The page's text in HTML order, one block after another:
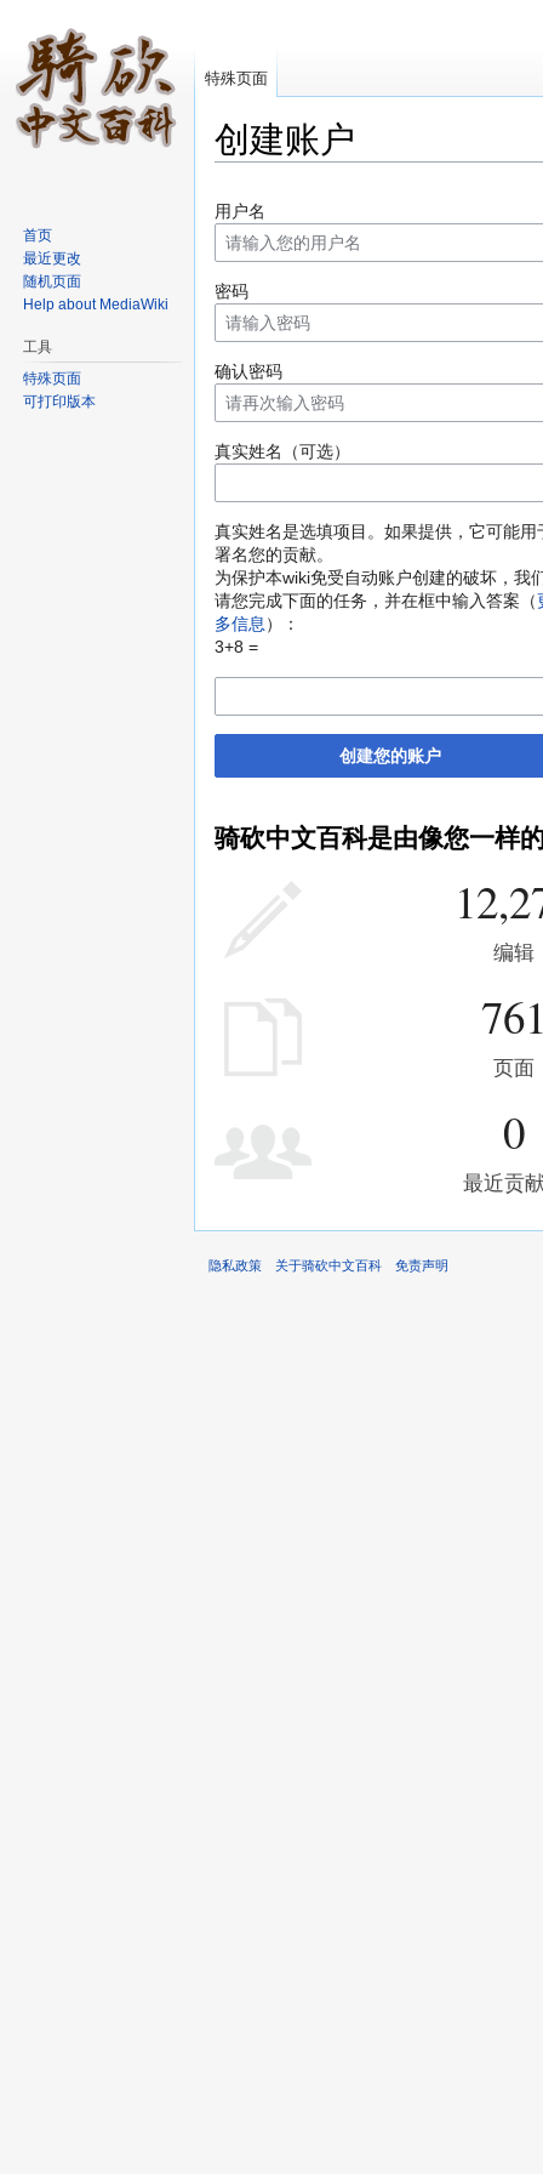
创建账户
用户名
密码
确认密码
真实姓名（可选）
真实姓名是选填项目。如果提供，它可能用
署名您的贡献。
为保护本wiki免受自动账户创建的破坏，我
请您完成下面的任务，并在框中输入答案（
多信息）：
3+8 =
创建您的账户
骑砍中文百科是由像您一样
编辑
页面
0
最近贡
特殊页面
首页
最近更改
随机页面
Help about MediaWiki
工具
特殊页面
可打印版本
隐私政策 关于骑砍中文百科 免责声明